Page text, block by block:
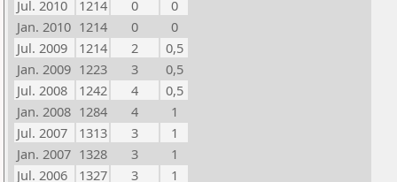
Jul. 2010
1214 0
0
Jan. 2010 1214 0
0
Jul. 2009
1214 2
0,5
Jan. 2009 1223 3
0,5
Jul. 2008
1242 4
0,5
Jan. 2008 1284 4
1
Jul. 2007
1313 3
1
Jan. 2007 1328 3
1
Jul. 2006
1327 3
1